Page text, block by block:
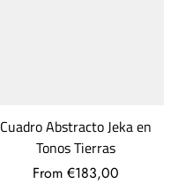
Cuadro Abstracto Jeka en
Tonos Tierras
From €183,00